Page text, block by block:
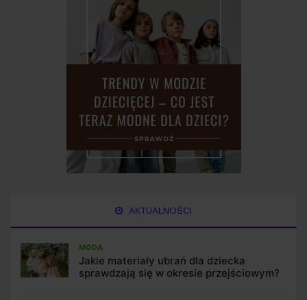
AKTUALNOŚCI
MODA
Jakie materiały ubrań dla dziecka
sprawdzają się w okresie przejściowym?